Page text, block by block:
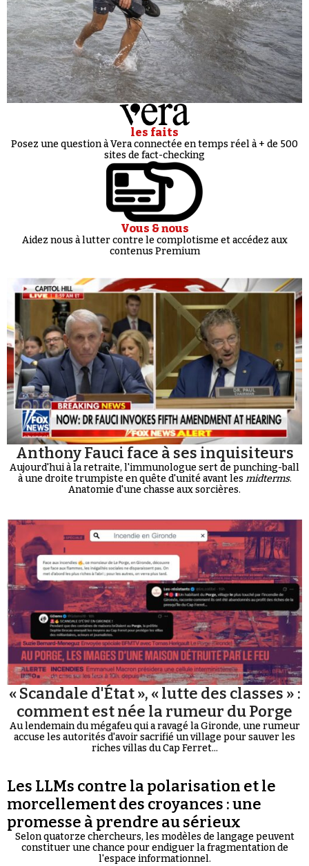
les faits
Posez une question à Vera connectée en temps réel à + de 500
sites de fact-checking
Vous & nous
Aidez nous à lutter contre le complotisme et accédez aux
contenus Premium
Anthony Fauci face à ses inquisiteurs
Aujourd'hui à la retraite, l'immunologue sert de punching-ball
à une droite trumpiste en quête d'unité avant les midterms.
Anatomie d'une chasse aux sorcières.
« Scandale d'État », « lutte des classes » :
comment est née la rumeur du Porge
Au lendemain du mégafeu qui a ravagé la Gironde, une rumeur
accuse les autorités d'avoir sacrifié un village pour sauver les
riches villas du Cap Ferret...
Les LLMs contre la polarisation et le
morcellement des croyances : une
promesse à prendre au sérieux
Selon quatorze chercheurs, les modèles de langage peuvent
constituer une chance pour endiguer la fragmentation de
l'espace informationnel.